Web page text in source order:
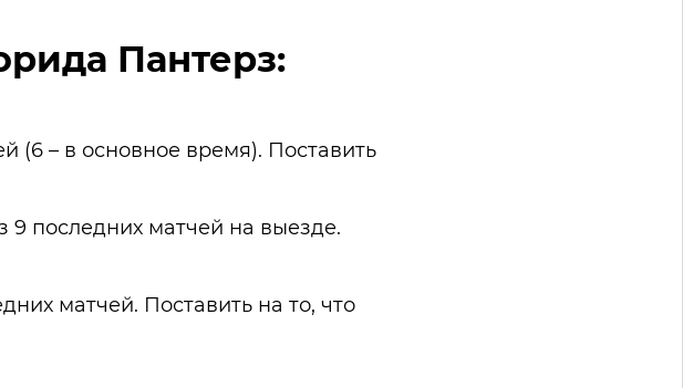
Пантерз:
(6 – в основное время). Поставить
последних матчей на выезде.
матчей. Поставить на то, что